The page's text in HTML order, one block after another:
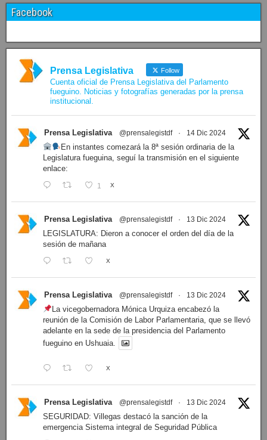
Facebook
Prensa Legislativa Follow
Cuenta oficial de Prensa Legislativa del Parlamento
fueguino. Noticias y fotografías generadas por la prensa
institucional.
Prensa Legislativa @prensalegistdf · 14 Dic 2024
En instantes comezará la 8ª sesión ordinaria de la
Legislatura fueguina, seguí la transmisión en el siguiente
enlace:
1 X
Prensa Legislativa @prensalegistdf · 13 Dic 2024
LEGISLATURA: Dieron a conocer el orden del día de la
sesión de mañana
X
Prensa Legislativa @prensalegistdf · 13 Dic 2024
La vicegobernadora Mónica Urquiza encabezó la
reunión de la Comisión de Labor Parlamentaria, que se llevó
adelante en la sede de la presidencia del Parlamento
fueguino en Ushuaia.
X
Prensa Legislativa @prensalegistdf · 13 Dic 2024
SEGURIDAD: Villegas destacó la sanción de la
emergencia Sistema integral de Seguridad Pública